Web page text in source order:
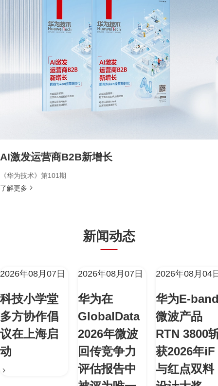
AI激发运营商B2B新增长
《华为技术》第101期
了解更多
新闻动态
2026年08月07日
科技小学堂
多方协作倡
议在上海启
动
2026年08月07日
华为在
GlobalData
2026年微波
回传竞争力
评估报告中
2026年08月04
华为E-
微波产品
RTN 3800
获2026年iF
与红点双料